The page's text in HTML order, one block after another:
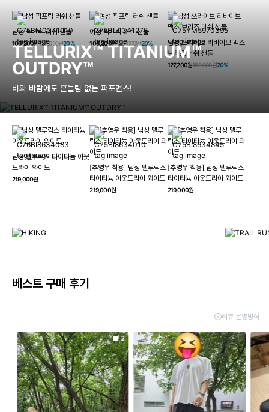
남성 픽프릭 러쉬 샌들
103,200원129,000원20%
여성 픽프릭 러쉬 샌들
103,200원129,000원20%
남성 쓰라이브 리바이브 맥스
브리즈 메쉬 샌들
127,200원159,000원20%
TELLURIX™ TITANIUM™
OUTDRY™
비와 바람에도 흔들림 없는 퍼포먼스!
남성 텔루릭스 타이타늄 아웃
드라이 와이드
219,000원
[추영우 착용] 남성 텔루릭스
타이타늄 아웃드라이 와이드
219,000원
[추영우 착용] 남성 텔루릭스
타이타늄 아웃드라이 와이드
219,000원
HIKING
컬럼비아와 함께 일상을 벗어나
하이킹, 트레킹 등 아웃도어 활동을 즐겨보세요.
베스트 구매 후기